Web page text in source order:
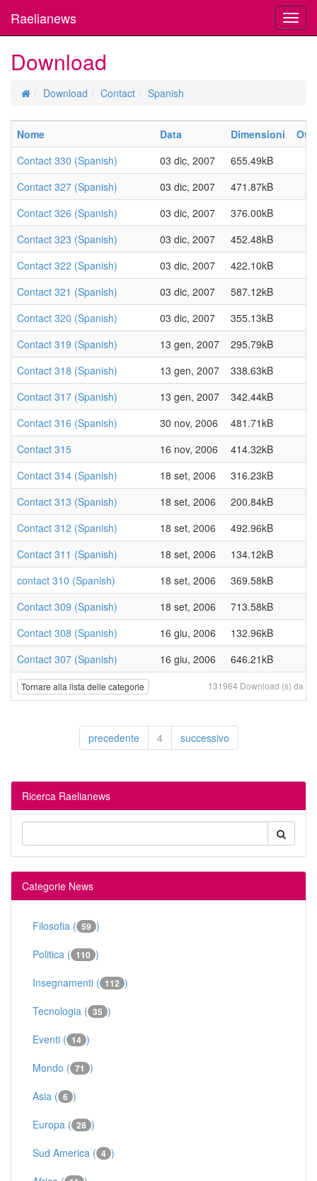
Raelianews
Download
Download Contact Spanish
Nome Data Dimensioni
Contact 330 (Spanish)
03 dic, 2007
655.49kB
Contact 327 (Spanish)
03 dic, 2007
471.87kB
Contact 326 (Spanish)
03 dic, 2007
376.00kB
Contact 323 (Spanish)
03 dic, 2007
452.48kB
Contact 322 (Spanish)
03 dic, 2007
422.10kB
Contact 321 (Spanish)
03 dic, 2007
587.12kB
Contact 320 (Spanish)
03 dic, 2007
355.13kB
Contact 319 (Spanish)
13 gen, 2007
295.79kB
Contact 318 (Spanish)
13 gen, 2007
338.63kB
Contact 317 (Spanish)
13 gen, 2007
342.44kB
Contact 316 (Spanish)
30 nov, 2006
481.71kB
Contact 315
16 nov, 2006
414.32kB
Contact 314 (Spanish)
18 set, 2006
316.23kB
Contact 313 (Spanish)
18 set, 2006
200.84kB
Contact 312 (Spanish)
18 set, 2006
492.96kB
Contact 311 (Spanish)
18 set, 2006
134.12kB
contact 310 (Spanish)
18 set, 2006
369.58kB
Contact 309 (Spanish)
18 set, 2006
713.58kB
Contact 308 (Spanish)
16 giu, 2006
132.96kB
Contact 307 (Spanish)
16 giu, 2006 646.21kB
Tornare alla lista delle categorie 131964 Download (s) da
precedente 4 successivo
Ricerca Raelianews
Categorie News
Filosofia ( 59 )
Politica ( 110 )
Insegnamenti ( 112 )
Tecnologia ( 35 )
Eventi ( 14 )
Mondo ( 71 )
Asia ( 6 )
Europa ( 28 )
Sud America ( 4 )